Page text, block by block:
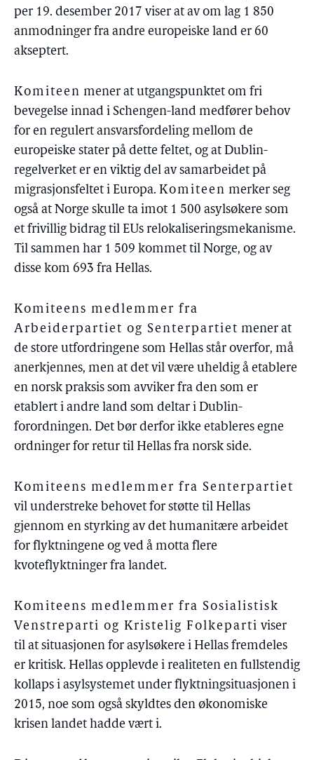
per 19. desember 2017 viser at av om lag 1 850
anmodninger fra andre europeiske land er 60
akseptert.
Komiteen mener at utgangspunktet om fri
bevegelse innad i Schengen-land medfører behov
for en regulert ansvarsfordeling mellom de
europeiske stater på dette feltet, og at Dublin-
regelverket er en viktig del av samarbeidet på
migrasjonsfeltet i Europa. Komiteen merker seg
også at Norge skulle ta imot 1 500 asylsøkere som
et frivillig bidrag til EUs relokaliseringsmekanisme.
Til sammen har 1 509 kommet til Norge, og av
disse kom 693 fra Hellas.
Komiteens medlemmer fra
Arbeiderpartiet og Senterpartiet mener at
de store utfordringene som Hellas står overfor, må
anerkjennes, men at det vil være uheldig å etablere
en norsk praksis som avviker fra den som er
etablert i andre land som deltar i Dublin-
forordningen. Det bør derfor ikke etableres egne
ordninger for retur til Hellas fra norsk side.
Komiteens medlemmer fra Senterpartiet
vil understreke behovet for støtte til Hellas
gjennom en styrking av det humanitære arbeidet
for flyktningene og ved å motta flere
kvoteflyktninger fra landet.
Komiteens medlemmer fra Sosialistisk
Venstreparti og Kristelig Folkeparti viser
til at situasjonen for asylsøkere i Hellas fremdeles
er kritisk. Hellas opplevde i realiteten en fullstendig
kollaps i asylsystemet under flyktningsituasjonen i
2015, noe som også skyldtes den økonomiske
krisen landet hadde vært i.